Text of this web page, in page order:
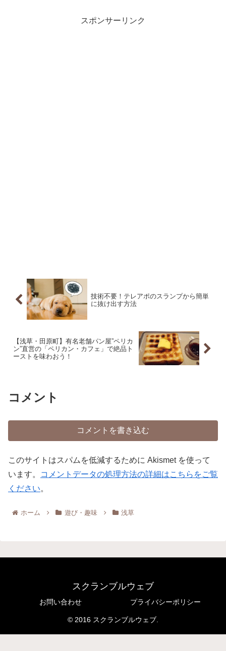
スポンサーリンク
技術不要！テレアポのスランプから簡単
に抜け出す方法
【浅草・田原町】有名老舗パン屋”ペリカ
ン”直営の「ペリカン・カフェ」で絶品ト
ーストを味わおう！
コメント
コメントを書き込む
このサイトはスパムを低減するために Akismet を使って
います。
コメントデータの処理方法の詳細はこちらをご覧
ください。
ホーム 遊び・趣味 浅草
スクランブルウェブ
お問い合わせ プライバシーポリシー
© 2016 スクランブルウェブ.